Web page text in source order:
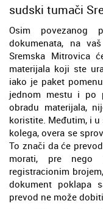
sudski tumači
Osim povezanog
dokumenata, na
Sremska Mitrovica
materijala koji ste
iako je paket
jednom mestu i po
obradu materijala,
koristite. Međutim, i
kolega, overa se
To znači da će
morati, pre nego
registracionim
dokument poklapa
prevod ne može